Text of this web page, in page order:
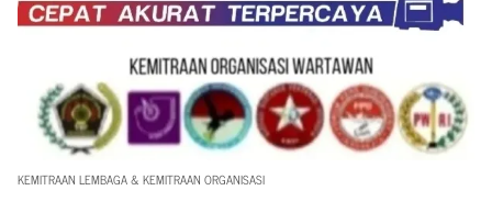
KEMITRAAN LEMBAGA & KEMITRAAN ORGANISASI